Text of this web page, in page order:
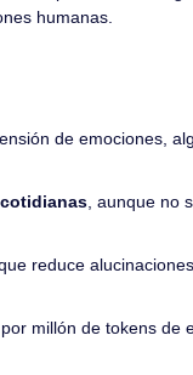
humanas.
de emociones,
, aunque no
reduce
millón de tokens de